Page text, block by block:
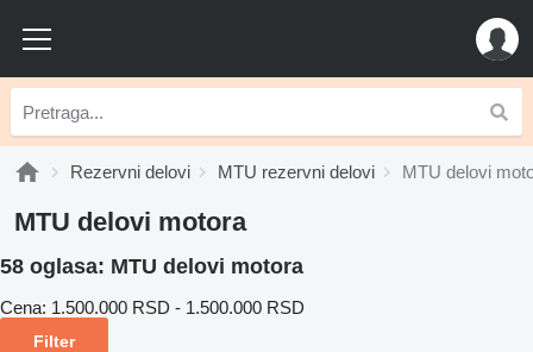
Rezervni delovi MTU rezervni delovi MTU delovi
MTU delovi motora
58 oglasa: MTU delovi motora
Cena: 1.500.000 RSD - 1.500.000 RSD
Filter